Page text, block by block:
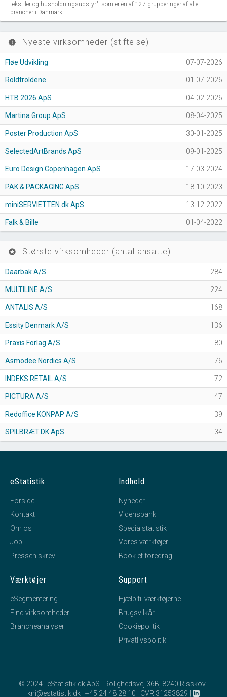
tekstiler og husholdningsudstyr", som er én af 127 grupperinger af alle
brancher i Danmark.
new_releases Nyeste virksomheder (stiftelse)
Fløe Udvikling 07-07-2026
Roldtroldene 01-07-2026
HTB 2026 ApS 04-02-2026
Martina Group ApS 08-04-2025
Poster Production ApS 30-01-2025
SelectedArtBrands ApS 09-01-2025
Euro Design Copenhagen ApS 17-03-2024
PAK & PACKAGING ApS 18-10-2023
miniSERVIETTEN.dk ApS 13-12-2022
Falk & Bille 01-04-2022
stars Største virksomheder (antal ansatte)
Daarbak A/S 284
MULTILINE A/S 224
ANTALIS A/S 168
Essity Denmark A/S 136
Praxis Forlag A/S 80
Asmodee Nordics A/S 76
INDEKS RETAIL A/S 72
PICTURA A/S 47
Redoffice KONPAP A/S 39
SPILBRÆT.DK ApS 34
eStatistik
Forside
Kontakt
Om os
Job
Pressen skrev
Indhold
Nyheder
Vidensbank
Specialstatistik
Vores værktøjer
Book et foredrag
Værktøjer
eSegmentering
Find virksomheder
Brancheanalyser
Support
Hjælp til værktøjerne
Brugsvilkår
Cookiepolitik
Privatlivspolitik
© 2024 | eStatistik.dk ApS | Rolighedsvej 36B, 8240 Risskov |
kni@estatistik.dk +45 24 48 28 10 CVR 31253829